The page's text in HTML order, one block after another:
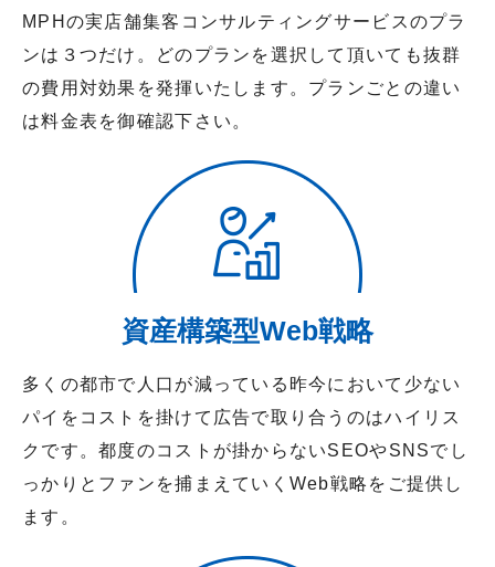
MPHの実店舗集客コンサルティングサービスのプラ
ンは３つだけ。どのプランを選択して頂いても抜群
の費用対効果を発揮いたします。プランごとの違い
は料金表を御確認下さい。
資産構築型Web戦略
多くの都市で人口が減っている昨今において少ない
パイをコストを掛けて広告で取り合うのはハイリス
クです。都度のコストが掛からないSEOやSNSでし
っかりとファンを捕まえていくWeb戦略をご提供し
ます。